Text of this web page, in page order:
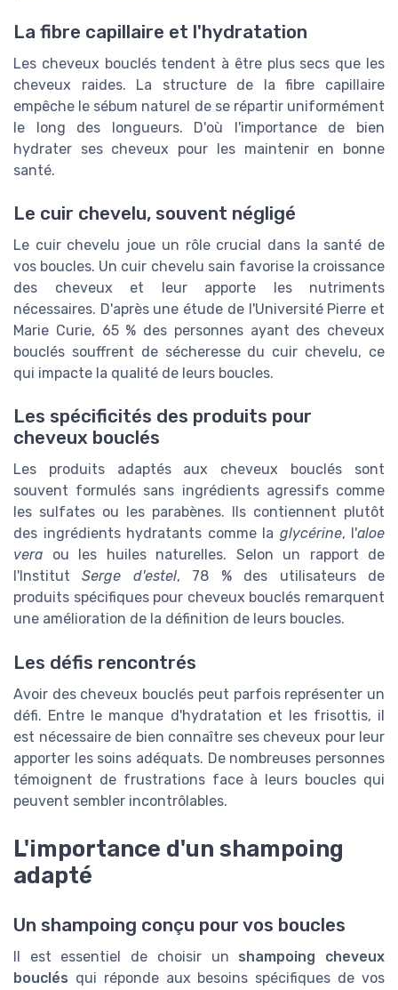
La fibre capillaire et l'hydratation
Les cheveux bouclés tendent à être plus secs que les
cheveux raides. La structure de la fibre capillaire
empêche le sébum naturel de se répartir uniformément
le long des longueurs. D'où l'importance de bien
hydrater ses cheveux pour les maintenir en bonne
santé.
Le cuir chevelu, souvent négligé
Le cuir chevelu joue un rôle crucial dans la santé de
vos boucles. Un cuir chevelu sain favorise la croissance
des cheveux et leur apporte les nutriments
nécessaires. D'après une étude de l'Université Pierre et
Marie Curie, 65 % des personnes ayant des cheveux
bouclés souffrent de sécheresse du cuir chevelu, ce
qui impacte la qualité de leurs boucles.
Les spécificités des produits pour
cheveux bouclés
Les produits adaptés aux cheveux bouclés sont
souvent formulés sans ingrédients agressifs comme
les sulfates ou les parabènes. Ils contiennent plutôt
des ingrédients hydratants comme la glycérine, l'aloe
vera ou les huiles naturelles. Selon un rapport de
l'InstitutSerge d'estel, 78 % des utilisateurs de
produits spécifiques pour cheveux bouclés remarquent
une amélioration de la définition de leurs boucles.
Les défis rencontrés
Avoir des cheveux bouclés peut parfois représenter un
défi. Entre le manque d'hydratation et les frisottis, il
est nécessaire de bien connaître ses cheveux pour leur
apporter les soins adéquats. De nombreuses personnes
témoignent de frustrations face à leurs boucles qui
peuvent sembler incontrôlables.
L'importance d'un shampoing
adapté
Un shampoing conçu pour vos boucles
Il est essentiel de choisir un shampoing cheveux
bouclés qui réponde aux besoins spécifiques de vos